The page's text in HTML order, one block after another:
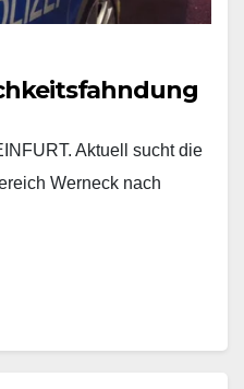
Aktuell sucht die
Werneck nach